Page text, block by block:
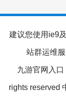
建议您使用ie9
站群运维
九游官网入口
rights reserved